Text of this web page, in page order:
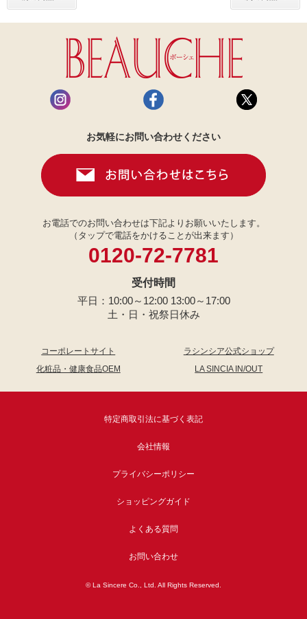
お気軽にお問い合わせください
お電話でのお問い合わせは下記よりお願いいたします。
（タップで電話をかけることが出来ます）
0120-72-7781
受付時間
平日：10:00～12:00 13:00～17:00
土・日・祝祭日休み
コーポレートサイト
ラシンシア公式ショップ
化粧品・健康食品OEM
LA SINCIA IN/OUT
特定商取引法に基づく表記
会社情報
プライバシーポリシー
ショッピングガイド
よくある質問
お問い合わせ
© La Sincere Co., Ltd. All Rights Reserved.